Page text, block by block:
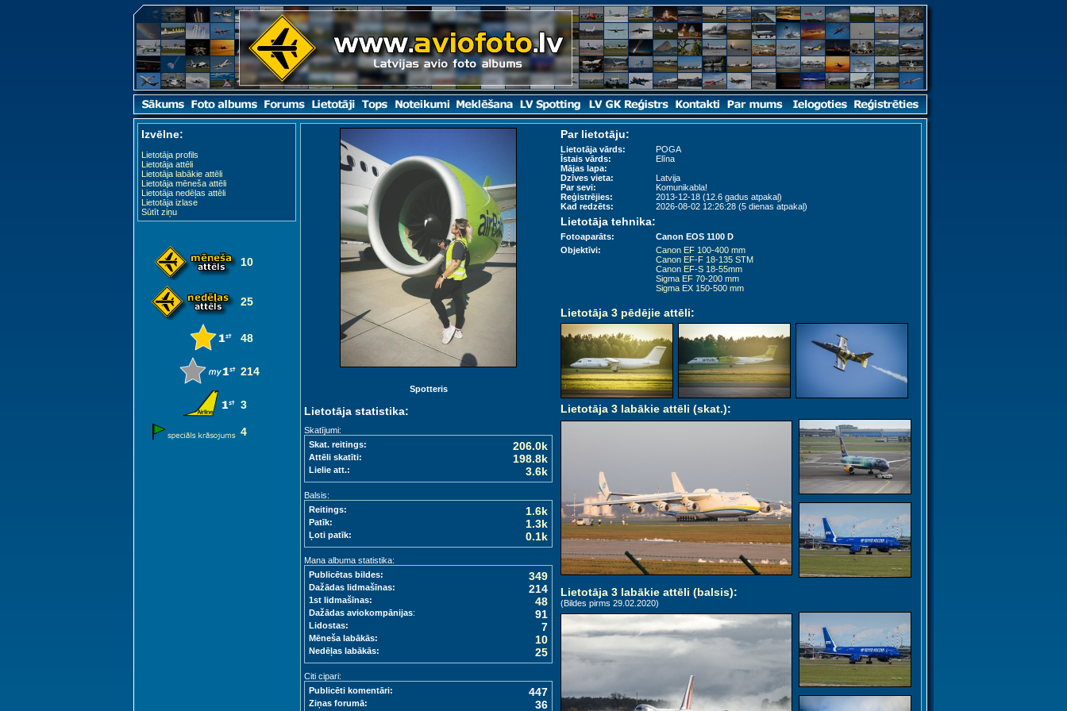
Izvēlne:
Lietotāja profils
Lietotāja attēli
Lietotāja labākie attēli
Lietotāja mēneša attēli
Lietotāja nedēļas attēli
Lietotāja izlase
Sūtīt ziņu
10
25
48
214
3
4
Par lietotāju:
Lietotāja vārds:
POGA
Īstais vārds:
Elīna
Mājas lapa:
Dzīves vieta:
Latvija
Par sevi:
Komunikabla!
Reģistrējies:
2013-12-18 (12.6 gadus atpakaļ)
Kad redzēts:
2026-08-02 12:26:28 (5 dienas atpakaļ)
Lietotāja tehnika:
Fotoaparāts:
Canon EOS 1100 D
Objektīvi:
Canon EF 100-400 mm
Canon EF-F 18-135 STM
Canon EF-S 18-55mm
Sigma EF 70-200 mm
Sigma EX 150-500 mm
Lietotāja 3 pēdējie attēli:
Lietotāja 3 labākie attēli (skat.):
Lietotāja 3 labākie attēli (balsis):
(Bildes pirms 29.02.2020)
Spotteris
Lietotāja statistika:
Skatījumi:
Skat. reitings:
206.0k
Attēli skatīti: 198.8k
Lielie att.: 3.6k
Balsis:
Reitings:
1.6k
Patīk: 1.3k
Ļoti patīk: 0.1k
Mana albuma statistika:
Publicētas bildes:
349
Dažādas lidmašīnas: 214
1st lidmašīnas: 48
Dažādas aviokompānijas: 91
Lidostas: 7
Mēneša labākās: 10
Nedēļas labākās: 25
Citi cipari:
Publicēti komentāri:
447
Ziņas forumā: 36